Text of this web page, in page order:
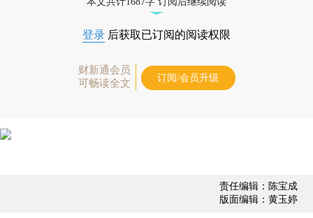
登录 后获取已订阅的阅读权限
财新通会员
可畅读全文
订阅/会员升级
责任编辑：陈宝成
版面编辑：黄玉婷